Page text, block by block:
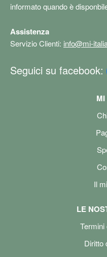
informato quando è
Assistenza
Servizio Clienti: info@mi-
Seguici su facebook:
Il
LE
Termini
Diritto